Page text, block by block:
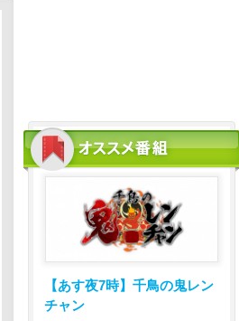
【あす夜7時】 千鳥の鬼レン
チャン